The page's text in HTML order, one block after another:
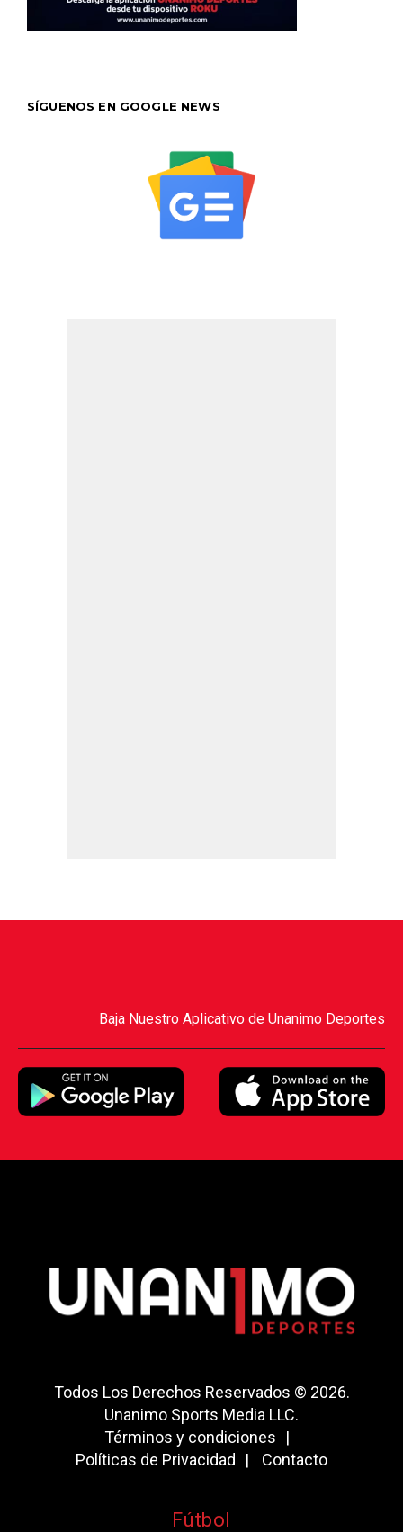
SÍGUENOS EN GOOGLE NEWS
Baja Nuestro Aplicativo de Unanimo Deportes
Todos Los Derechos Reservados © 2026.
Unanimo Sports Media LLC.
Términos y condiciones
Políticas de Privacidad
Contacto
Fútbol